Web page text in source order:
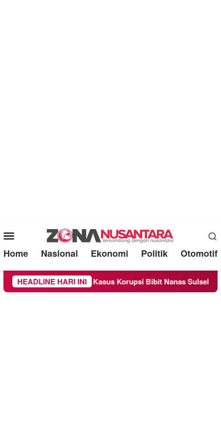
Mobile
Menu
Home Nasional Ekonomi Politik Otomotif
HEADLINE HARI INI
Kasus Korupsi Bibit Nanas Sulsel Rp 52,4 Miliar